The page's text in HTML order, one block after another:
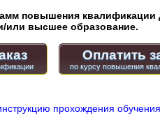
повышения квалификации
или высшее образование.
Оплатить
прохождения